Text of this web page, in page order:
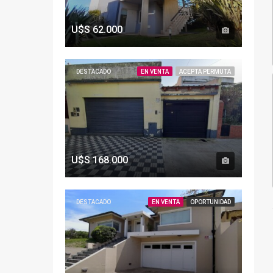
U$S62.000
DESTACADO EN VENTA ACEPTA PERMUTA
U$S168.000
DESTACADO EN VENTA OPORTUNIDAD